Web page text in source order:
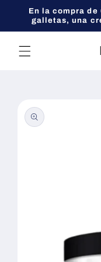
directamente
al contenido
En la compra
galletas, una
información